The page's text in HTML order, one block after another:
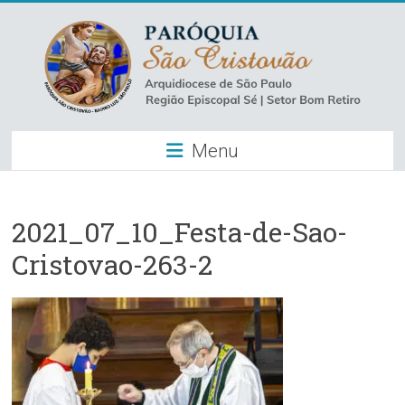
content
Paróquia
São
–
Luz
Arquidiocese
de
São
Paulo
–
Menu
2021_07_10_Festa-de-Sao-
Cristovao-263-2